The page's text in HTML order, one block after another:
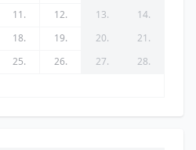
11. 12. 13.
14.
18. 19. 20.
21.
25. 26. 27.
28.